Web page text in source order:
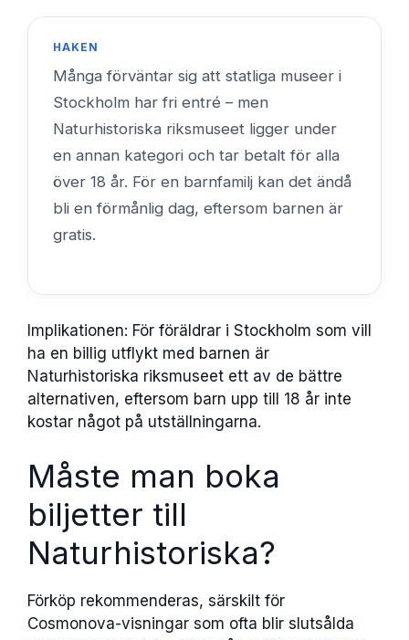
HAKEN
Många förväntar sig att statliga museer i
Stockholm har fri entré – men
Naturhistoriska riksmuseet ligger under
en annan kategori och tar betalt för alla
över 18 år. För en barnfamilj kan det ändå
bli en förmånlig dag, eftersom barnen är
gratis.
Implikationen: För föräldrar i Stockholm som vill
ha en billig utflykt med barnen är
Naturhistoriska riksmuseet ett av de bättre
alternativen, eftersom barn upp till 18 år inte
kostar något på utställningarna.
Måste man boka
biljetter till
Naturhistoriska?
Förköp rekommenderas, särskilt för
Cosmonova-visningar som ofta blir slutsålda